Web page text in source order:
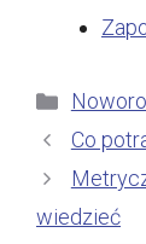
Co
wiedzieć